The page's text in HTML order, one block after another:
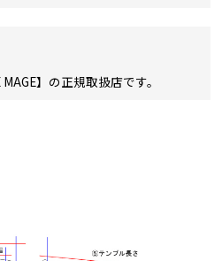
】の正規取扱店です。